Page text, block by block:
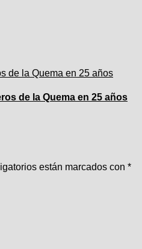
de la Quema en 25 años
están marcados con *